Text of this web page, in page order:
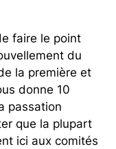
faire le point
du
la première et
donne 10
passation
que la plupart
ici aux comités